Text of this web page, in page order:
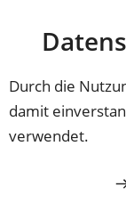
Durch die
damit
verwendet.
INHALT
Coburg